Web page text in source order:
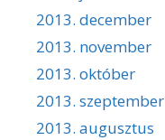
2013. december
2013. november
2013. október
2013. szeptember
2013. augusztus